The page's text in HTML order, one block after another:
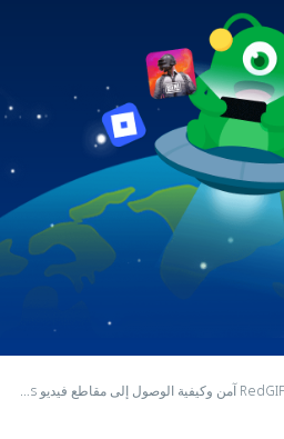
هل RedGIFs آمن وكيفية الوصول إلى مقاطع فيديو RedGIFs بأمان